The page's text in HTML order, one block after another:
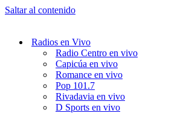
Saltar al contenido
Radios en Vivo
Radio Centro en vivo
Capicúa en vivo
Romance en vivo
Pop 101.7
Rivadavia en vivo
D Sports en vivo